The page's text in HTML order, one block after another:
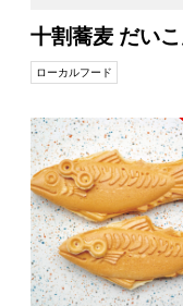
十割蕎麦 だい
ローカルフード